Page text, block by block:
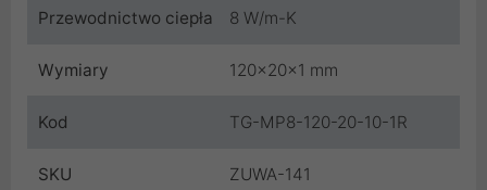
Przewodnictwo ciepła 8 W/m-K
Wymiary 120x20x1 mm
Kod TG-MP8-120-20-10-1R
SKU ZUWA-141